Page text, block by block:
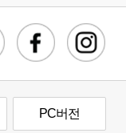
PC버전